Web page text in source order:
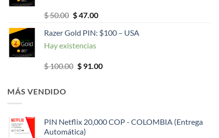
$50.00 El
original
era:
$47.00El
actual
Razer Gold PIN: $100 – USA
Hay existencias
$100.00 El
$91.00El
MÁS VENDIDO
PIN Netflix 20,000 COP - COLOMBIA (Entrega
Automática)